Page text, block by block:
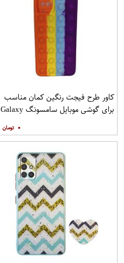
کاور طرح فیجت رنگین کمان مناسب
برای گوشی موبایل سامسونگ Galaxy
۰